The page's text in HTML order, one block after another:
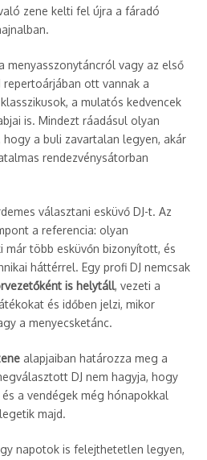
zene kelti fel újra a fáradó
menyasszonytáncról vagy az első
ott vannak a
a mulatós kedvencek
is. Mindezt ráadásul olyan
a buli zavartalan legyen, akár
rendezvénysátorban
választani esküvő DJ-t. Az
a referencia: olyan
már több esküvőn bizonyított, és
háttérrel. Egy profi DJ nemcsak
is helytáll, vezeti a
és időben jelzi, mikor
a menyecsketánc.
alapjaiban határozza meg a
DJ nem hagyja, hogy
a vendégek még hónapokkal
majd.
napotok is felejthetetlen legyen,